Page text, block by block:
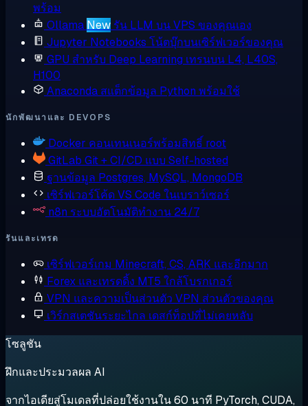
พร้อม
Ollama New รัน LLM บน VPS ของคุณเอง
Jupyter Notebooks โน้ตบุ๊กบนเซิร์ฟเวอร์ของคุณ
GPU สำหรับ Deep Learning เทรนบน L4, L40S,
H100
Anaconda สแต็กข้อมูล Python พร้อมใช้
นักพัฒนาและ DEVOPS
Docker คอนเทนเนอร์พร้อมสิทธิ์ root
GitLab Git + CI/CD แบบ Self-hosted
ฐานข้อมูล Postgres, MySQL, MongoDB
เซิร์ฟเวอร์โค้ดVS Code ในเบราว์เซอร์
n8n ระบบอัตโนมัติทำงาน 24/7
รันและเทรด
เซิร์ฟเวอร์เกม Minecraft, CS, ARK และอีกมาก
Forex และเทรดดิ้ง MT5 ใกล้โบรกเกอร์
VPN และความเป็นส่วนตัว VPN ส่วนตัวของคุณ
เวิร์กสเตชันระยะไกล เดสก์ท็อปที่ไม่เคยหลับ
โซลูชัน
ฝึกและประมวลผล AI
จากไอเดียสู่โมเดลที่ปล่อยใช้งานใน 60 นาที PyTorch, CUDA,